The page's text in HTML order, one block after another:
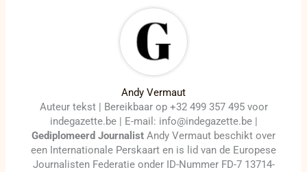
Andy Vermaut
Auteur tekst | Bereikbaar op +32 499 357 495 voor
indegazette.be | E-mail: info@indegazette.be |
Gediplomeerd Journalist Andy Vermaut beschikt over
een Internationale Perskaart en is lid van de Europese
Journalisten Federatie onder ID-Nummer FD-7 13714-